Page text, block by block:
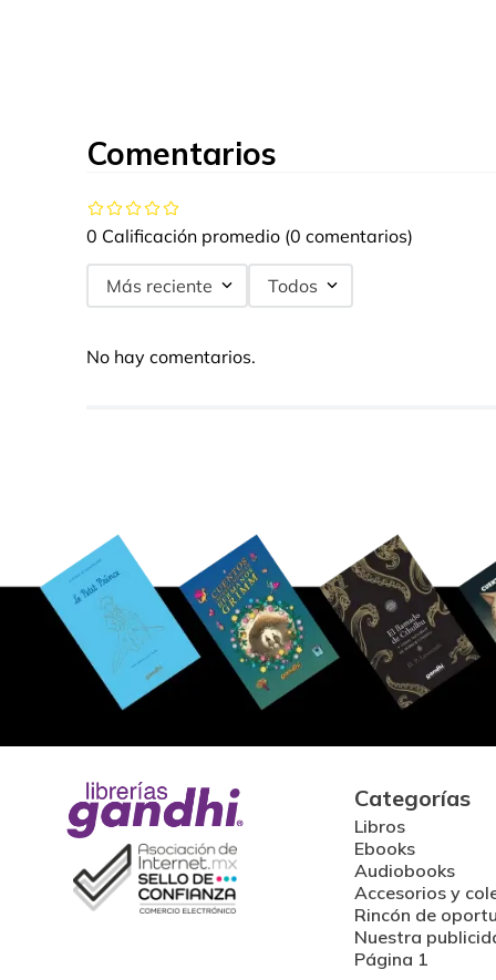
Comentarios
0 Calificación promedio (0 comentarios)
Más reciente Todos
No hay comentarios.
Categorías
Libros
Ebooks
Audiobooks
Accesorios y
Rincón de
Nuestra
Página 1